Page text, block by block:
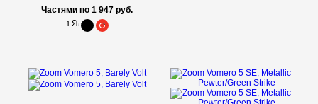
Частями по 1 947 руб.